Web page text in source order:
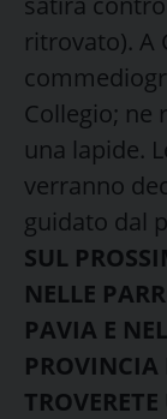
ritrovato). A
Collegio; ne
una lapide.
verranno
guidato dal
SUL
NELLE
PAVIA E
PROVINCIA